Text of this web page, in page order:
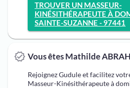
TROUVER UN MASSEUR-
KINÉSITHÉRAPEUTE À
SAINTE-SUZANNE - 97441
Vous êtes Mathilde
Rejoignez Gudule et facilitez
Masseur-Kinésithérapeute à